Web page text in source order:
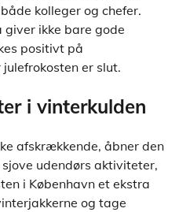
kolleger og chefer.
ikke bare gode
positivt på
er slut.
i vinterkulden
afskrækkende, åbner den
udendørs aktiviteter,
i København et ekstra
og tage